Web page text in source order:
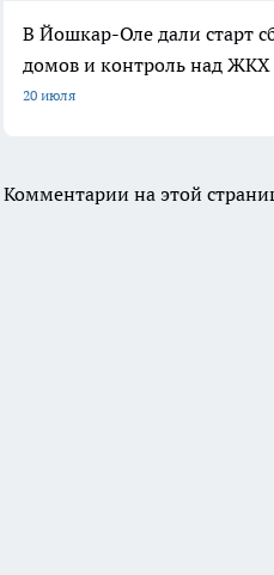
В Йошкар-Оле дали старт
домов и контроль над ЖКХ
20 июля
Комментарии на этой